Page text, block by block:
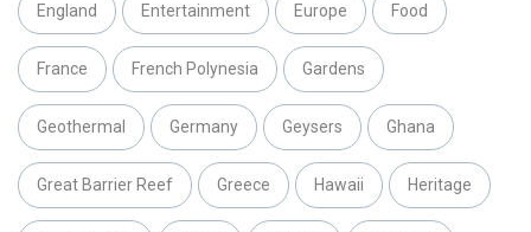
England Entertainment Europe Food
France French Polynesia Gardens
Geothermal Germany Geysers Ghana
Great Barrier Reef Greece Hawaii Heritage